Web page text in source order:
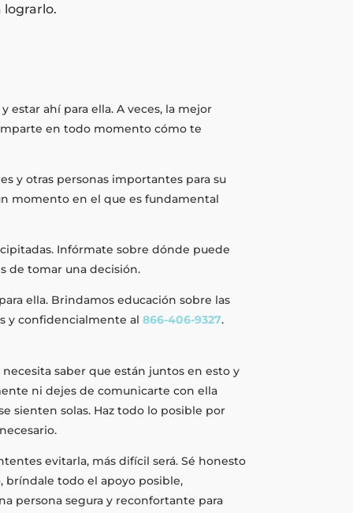
lograrlo.
estar ahí para ella. A veces, la mejor
en todo momento cómo te
y otras personas importantes para su
momento en el que es fundamental
Infórmate sobre dónde puede
de tomar una decisión.
ella. Brindamos educación sobre las
y confidencialmente al866-406-9327.
saber que están juntos en esto y
ni dejes de comunicarte con ella
sienten solas. Haz todo lo posible por
evitarla, más difícil será. Sé honesto
bríndale todo el apoyo posible,
persona segura y reconfortante para